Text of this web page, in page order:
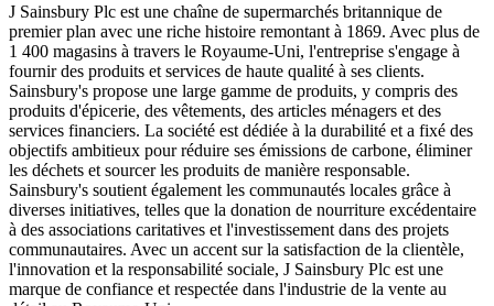
J Sainsbury Plc est une chaîne de supermarchés britannique de
premier plan avec une riche histoire remontant à 1869. Avec plus de
1 400 magasins à travers le Royaume-Uni, l'entreprise s'engage à
fournir des produits et services de haute qualité à ses clients.
Sainsbury's propose une large gamme de produits, y compris des
produits d'épicerie, des vêtements, des articles ménagers et des
services financiers. La société est dédiée à la durabilité et a fixé des
objectifs ambitieux pour réduire ses émissions de carbone, éliminer
les déchets et sourcer les produits de manière responsable.
Sainsbury's soutient également les communautés locales grâce à
diverses initiatives, telles que la donation de nourriture excédentaire
à des associations caritatives et l'investissement dans des projets
communautaires. Avec un accent sur la satisfaction de la clientèle,
l'innovation et la responsabilité sociale, J Sainsbury Plc est une
marque de confiance et respectée dans l'industrie de la vente au